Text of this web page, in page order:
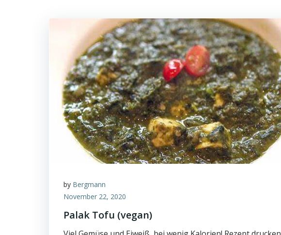
by Bergmann
November 22, 2020
Palak Tofu (vegan)